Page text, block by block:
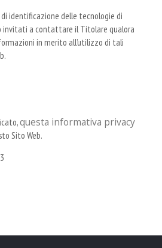
identificazione delle tecnologie di
invitati a contattare il Titolare qualora
in merito all’utilizzo di tali
questa informativa privacy
Sito Web.